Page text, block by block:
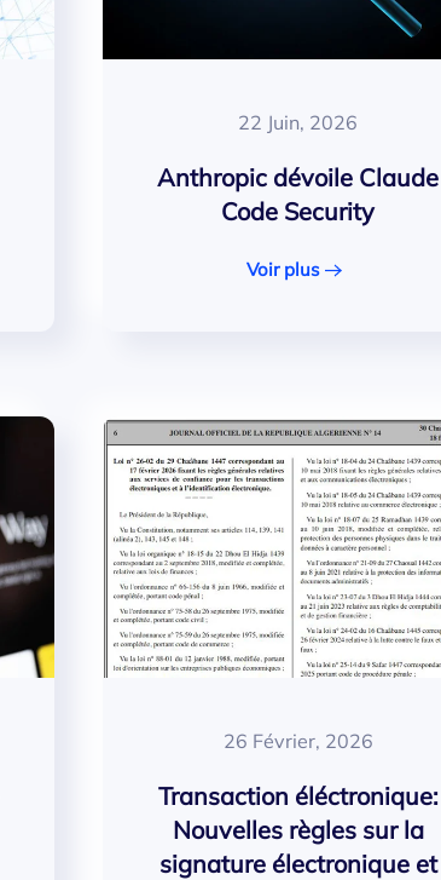
22 Juin, 2026
Anthropic dévoile Claude
Code Security
Voir plus
26 Février, 2026
Transaction éléctronique:
Nouvelles règles sur la
signature électronique et